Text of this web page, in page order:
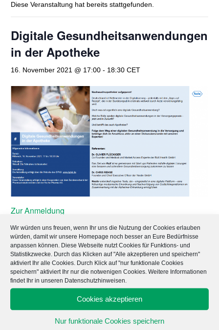
Wir würden uns freuen, wenn Ihr uns die Nutzung der Cookies erlauben
würden, damit wir unsere Homepage noch besser an Eure Bedürfnisse
anpassen können. Diese Webseite nutzt Cookies für Funktions- und
Statistikzwecke. Durch das Klicken auf "Alle akzeptieren und speichern"
aktiviert Ihr alle Cookies. Durch Klick auf "nur funktionale Cookies
speichern" aktiviert Ihr nur die notwenigen Cookies. Weitere Informationen
findet Ihr in unseren Datenschutzhinweisen.
Cookies akzeptieren
Nur funktionale Cookies speichern
Diese Veranstaltung hat bereits stattgefunden.
Digitale Gesundheitsanwendungen
in der Apotheke
16. November 2021 @ 17:00 - 18:30 CET
Zur Anmeldung
Zum Kalender hinzufügen
Datum:
16. November 2021